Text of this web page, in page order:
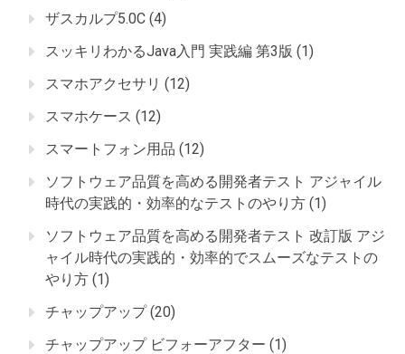
ザスカルプ5.0C (4)
スッキリわかるJava入門 実践編 第3版 (1)
スマホアクセサリ (12)
スマホケース (12)
スマートフォン用品 (12)
ソフトウェア品質を高める開発者テスト アジャイル
時代の実践的・効率的なテストのやり方 (1)
ソフトウェア品質を高める開発者テスト 改訂版 アジ
ャイル時代の実践的・効率的でスムーズなテストの
やり方 (1)
チャップアップ(20)
チャップアップ ビフォーアフター (1)